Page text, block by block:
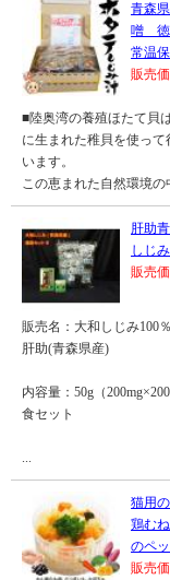
青森
噌 徳
常温
販売
■陸奥湾の養殖ほたて貝
に生まれた稚貝を使っ
います。
この恵まれた自然環境
肝助
しじ
販売
販売名：大和しじみ100
肝助(青森県産)
内容量：50g（
食セット
...
猫用
鶏む
のペ
販売